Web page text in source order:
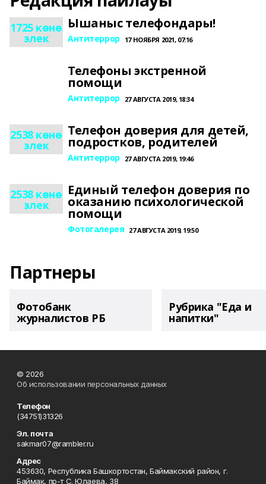
1725 көнө
элек
Ышаныс телефондары!
Антитеррор 17 НОЯБРЯ 2021, 07:16
Телефоны экстренной
помощи
Антитеррор 27 АВГУСТА 2019, 18:34
2538 көнө
элек
Телефон доверия для детей,
подростков, родителей
Антитеррор 27 АВГУСТА 2019, 19:46
2538 көнө
элек
Единый телефон доверия по
оказанию психологической
помощи
Фотогалерея 27 АВГУСТА 2019, 19:50
Партнеры
Фотобанк
журналистов РБ
Рубрика "Еда и
напитки"
© 2026
Об использовании персональных данных
Телефон
(34751)31326
Эл. почта
sakmar07@rambler.ru
Адрес
453630, Республика Башкортостан, Баймакский район, г.
Баймак, пр-т С. Юлаева, 38